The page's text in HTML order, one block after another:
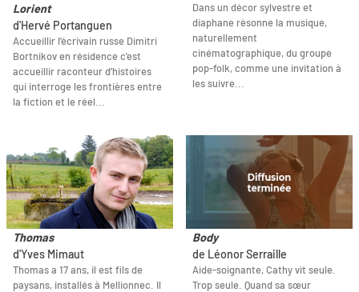
Lorient
d'Hervé Portanguen
Accueillir l’écrivain russe Dimitri
Bortnikov en résidence c'est
accueillir raconteur d’histoires
qui interroge les frontières entre
la fiction et le réel...
Dans un décor sylvestre et
diaphane résonne la musique,
naturellement
cinématographique, du groupe
pop-folk, comme une invitation à
les suivre...
Thomas
d'Yves Mimaut
Thomas a 17 ans, il est fils de
paysans, installés à Mellionnec. Il
Body
de Léonor Serraille
Aide-soignante, Cathy vit seule.
Trop seule. Quand sa sœur